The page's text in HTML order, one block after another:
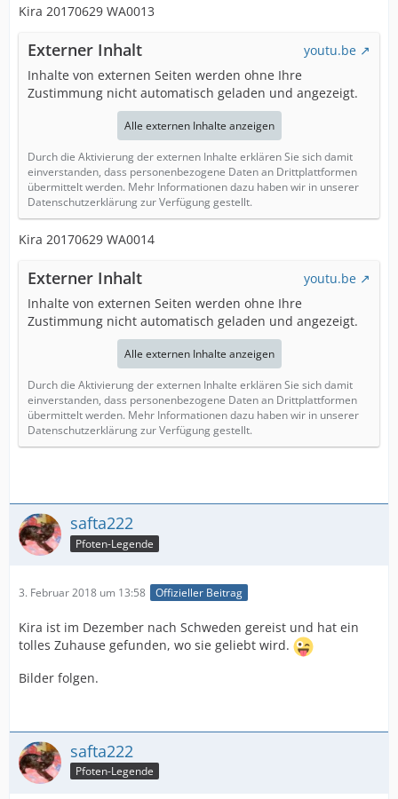
Kira 20170629 WA0013
Externer Inhalt
youtu.be
Inhalte von externen Seiten werden ohne Ihre
Zustimmung nicht automatisch geladen und angezeigt.
Alle externen Inhalte anzeigen
Durch die Aktivierung der externen Inhalte erklären Sie sich damit
einverstanden, dass personenbezogene Daten an Drittplattformen
übermittelt werden. Mehr Informationen dazu haben wir in unserer
Datenschutzerklärung zur Verfügung gestellt.
Kira 20170629 WA0014
Externer Inhalt
youtu.be
Inhalte von externen Seiten werden ohne Ihre
Zustimmung nicht automatisch geladen und angezeigt.
Alle externen Inhalte anzeigen
Durch die Aktivierung der externen Inhalte erklären Sie sich damit
einverstanden, dass personenbezogene Daten an Drittplattformen
übermittelt werden. Mehr Informationen dazu haben wir in unserer
Datenschutzerklärung zur Verfügung gestellt.
safta222
Pfoten-Legende
3. Februar 2018 um 13:58 Offizieller Beitrag
Kira ist im Dezember nach Schweden gereist und hat ein
tolles Zuhause gefunden, wo sie geliebt wird.
Bilder folgen.
safta222
Pfoten-Legende